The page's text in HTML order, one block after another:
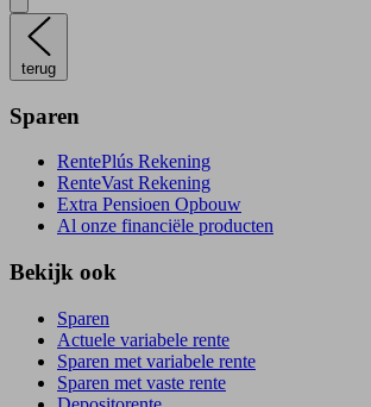
terug
Sparen
RentePlús Rekening
RenteVast Rekening
Extra Pensioen Opbouw
Al onze financiële producten
Bekijk ook
Sparen
Actuele variabele rente
Sparen met variabele rente
Sparen met vaste rente